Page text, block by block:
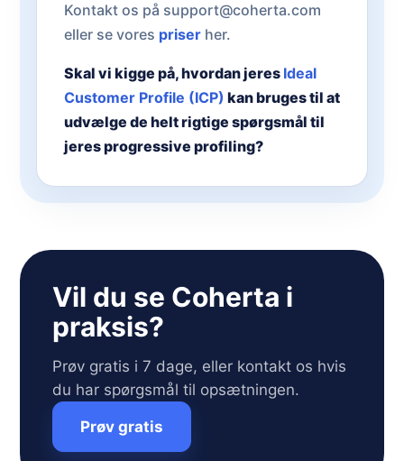
Kontakt os på support@coherta.com
eller se vores priser her.
Skal vi kigge på, hvordan jeres Ideal
Customer Profile (ICP) kan bruges til at
udvælge de helt rigtige spørgsmål til
jeres progressive profiling?
Vil du se Coherta i
praksis?
Prøv gratis i 7 dage, eller kontakt os hvis
du har spørgsmål til opsætningen.
Prøv gratis